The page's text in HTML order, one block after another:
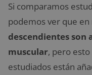
Si comparamos
podemos ver que
descendientes son
muscular, pero
estudiados están